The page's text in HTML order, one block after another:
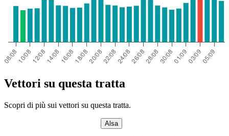
Vettori su questa tratta
Scopri di più sui vettori su questa tratta.
Alsa